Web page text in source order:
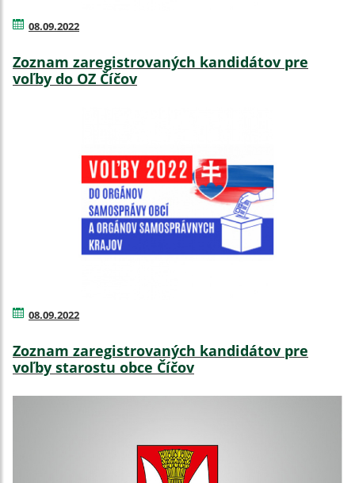
08.09.2022
Zoznam zaregistrovaných kandidátov pre
voľby do OZ Číčov
08.09.2022
Zoznam zaregistrovaných kandidátov pre
voľby starostu obce Číčov